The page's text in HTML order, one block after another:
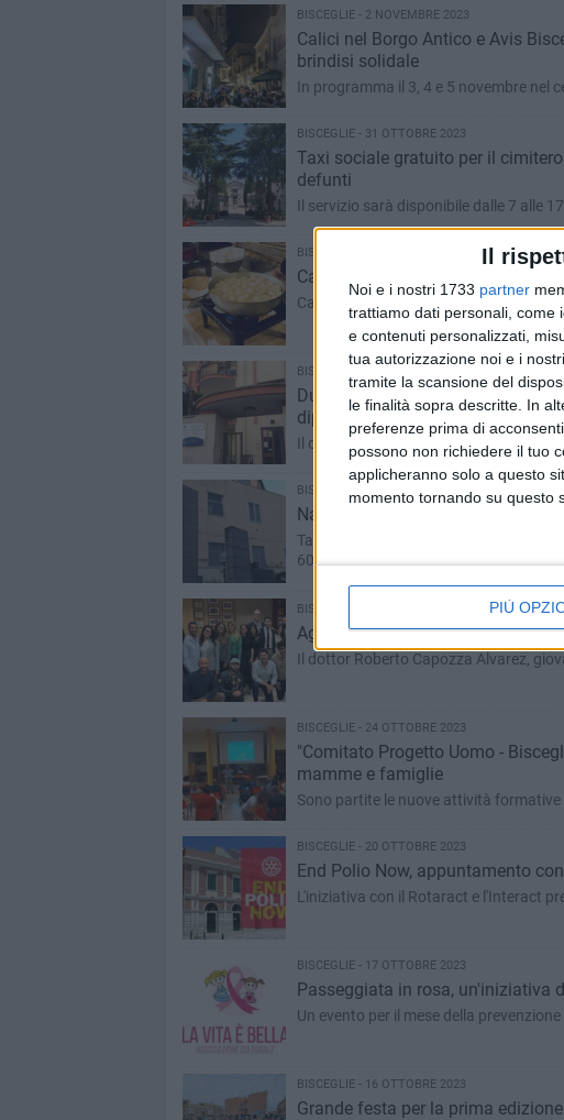
Il
Noi e i nostri 1733 partner
trattiamo dati personali, come
e contenuti personalizzati,
tua autorizzazione noi e i
tramite la scansione del
le finalità sopra descritte. In
preferenze prima di
possono non richiedere il tuo
applicheranno solo a questo
momento tornando su questo
PIÙ
BISCEGLIE - 2 NOVEMBRE 2023
Calici nel Borgo Antico e Avis
brindisi solidale
In programma il 3, 4 e 5 novembre nel
BISCEGLIE - 31 OTTOBRE 2023
Taxi sociale gratuito per il
defunti
Il servizio sarà disponibile dalle 7 alle
BISCEGLIE - 30 OTTOBRE 2023
Calici nel Borgo Antico, i
Calici nel Borgo Antico torna il 3, 4 e 5
BISCEGLIE - 28 OTTOBRE 2023
Duc Bisceglie, presentazione del
dipendenti
Il corso di inglese sarà presentato nei
BISCEGLIE - 27 OTTOBRE 2023
Nasce Open, il nuovo spazio
Tante attività pensate per l’incontro tra
60 e alle persone in difficoltà sociale ed
BISCEGLIE - 26 OTTOBRE 2023
Agifar Bari, rinnovo degli organi
Il dottor Roberto Capozza Alvarez,
BISCEGLIE - 24 OTTOBRE 2023
"Comitato Progetto Uomo -
mamme e famiglie
Sono partite le nuove attività
BISCEGLIE - 20 OTTOBRE 2023
End Polio Now, appuntamento
L'iniziativa con il Rotaract e l'Interact
BISCEGLIE - 17 OTTOBRE 2023
Passeggiata in rosa, un'iniziativa
Un evento per il mese della
BISCEGLIE - 16 OTTOBRE 2023
Grande festa per la prima